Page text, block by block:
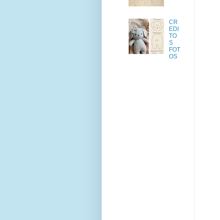
CR
EDI
TO
S
FOT
OS